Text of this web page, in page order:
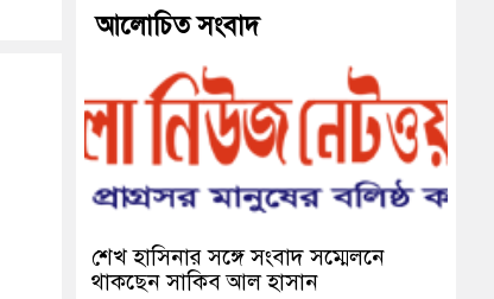
আলোচিত সংবাদ
শেখ হাসিনার সঙ্গে সংবাদ সম্মেলনে
থাকছেন সাকিব আল হাসান